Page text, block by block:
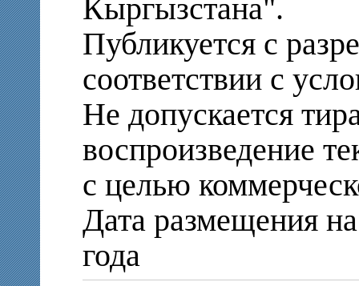
Кыргызстана".
Публикуется с
соответствии с
Не допускается
воспроизведение
с целью
Дата размещения
года